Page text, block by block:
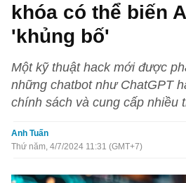
khóa có thể biến
'khủng bố'
Một kỹ thuật hack mới được
những chatbot như ChatGPT
chính sách và cung cấp nhiều
Anh Tuấn
Thứ năm, 4/7/2024 11:31 (GMT+7)